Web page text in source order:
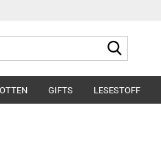
GIFTS LESESTOFF